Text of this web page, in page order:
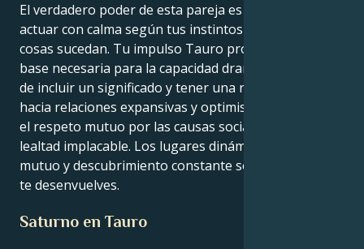
El verdadero poder de esta pareja es la disposición a
actuar con calma según tus instintos y hacer que las
cosas sucedan. Tu impulso Tauro proporciona la
base necesaria para la capacidad dramática de tu Leo
de incluir un significado y tener una razón. Gravitan
hacia relaciones expansivas y optimistas, basadas en
el respeto mutuo por las causas sociales y en una
lealtad implacable. Los lugares dinámicos de respeto
mutuo y descubrimiento constante son donde mejor
te desenvuelves.
Saturno en Tauro